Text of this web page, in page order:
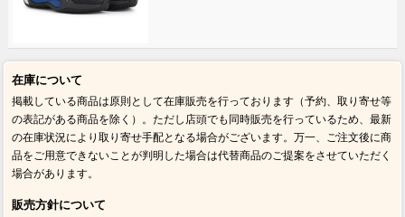
在庫について
掲載している商品は原則として在庫販売を行っております（予約、取り寄せ等
の表記がある商品を除く）。ただし店頭でも同時販売を行っているため、最新
の在庫状況により取り寄せ手配となる場合がございます。万一、ご注文後に商
品をご用意できないことが判明した場合は代替商品のご提案をさせていただく
場合があります。
販売方針について